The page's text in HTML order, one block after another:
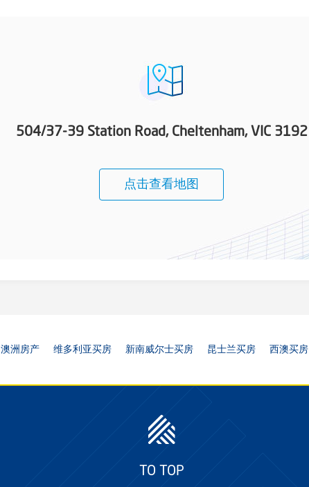
504/37-39 Station Road, Cheltenham, VIC 3192
点击查看地图
澳洲房产 维多利亚买房 新南威尔士买房 昆士兰买房 西澳买房
TO TOP